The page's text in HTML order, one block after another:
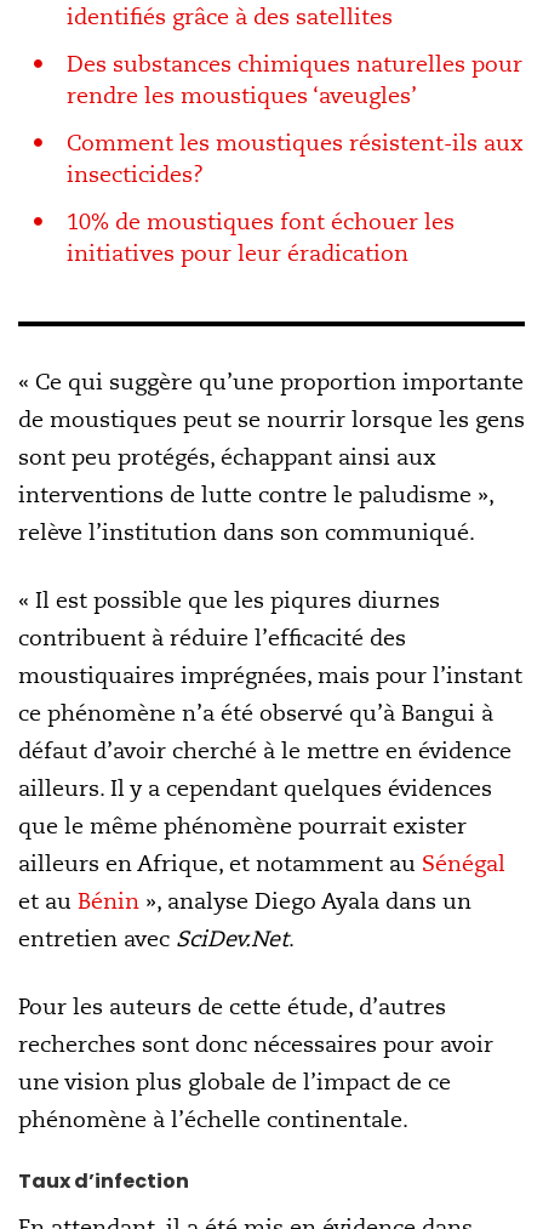
identifiés grâce à des satellites
Des substances chimiques naturelles pour
rendre les moustiques ‘aveugles’
Comment les moustiques résistent-ils aux
insecticides?
10% de moustiques font échouer les
initiatives pour leur éradication
« Ce qui suggère qu’une proportion importante
de moustiques peut se nourrir lorsque les gens
sont peu protégés, échappant ainsi aux
interventions de lutte contre le paludisme »,
relève l’institution dans son communiqué.
« Il est possible que les piqures diurnes
contribuent à réduire l’efficacité des
moustiquaires imprégnées, mais pour l’instant
ce phénomène n’a été observé qu’à Bangui à
défaut d’avoir cherché à le mettre en évidence
ailleurs. Il y a cependant quelques évidences
que le même phénomène pourrait exister
ailleurs en Afrique, et notamment au Sénégal
et au Bénin », analyse Diego Ayala dans un
entretien avec SciDev.Net.
Pour les auteurs de cette étude, d’autres
recherches sont donc nécessaires pour avoir
une vision plus globale de l’impact de ce
phénomène à l’échelle continentale.
Taux d’infection